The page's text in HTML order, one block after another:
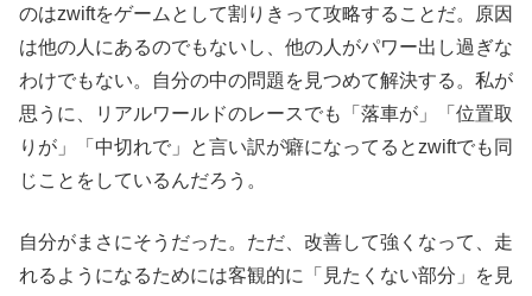
のはzwiftをゲームとして割りきって攻略することだ。原因
は他の人にあるのでもないし、他の人がパワー出し過ぎな
わけでもない。自分の中の問題を見つめて解決する。私が
思うに、リアルワールドのレースでも「落車が」「位置取
りが」「中切れで」と言い訳が癖になってるとzwiftでも同
じことをしているんだろう。
自分がまさにそうだった。ただ、改善して強くなって、走
れるようになるためには客観的に「見たくない部分」を見